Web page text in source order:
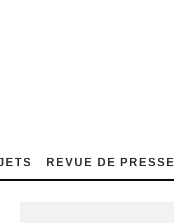
REVUE DE PRESSE